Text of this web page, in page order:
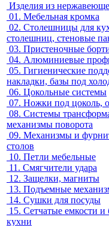
Изделия из
01. Мебельная кромка
02. Столешницы для
столешниц, стеновые
03. Пристеночные
04. Алюминиевые
05. Гигиенические
накладки, базы под
06. Цокольные системы
07. Ножки под цоколь,
08. Системы
механизмы поворота
09. Механизмы и
столов
10. Петли мебельные
11. Смягчители удара
12. Защелки, магниты
13. Подъемные
14. Сушки для посуды
15. Сетчатые емкости
кухни